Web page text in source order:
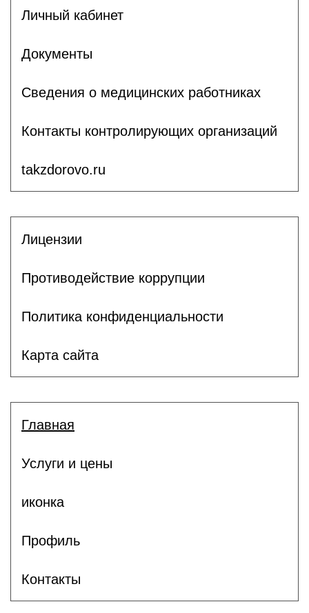
Личный кабинет
Документы
Сведения о медицинских работниках
Контакты контролирующих организаций
takzdorovo.ru
Лицензии
Противодействие коррупции
Политика конфиденциальности
Карта сайта
Главная
Услуги и цены
иконка
Профиль
Контакты